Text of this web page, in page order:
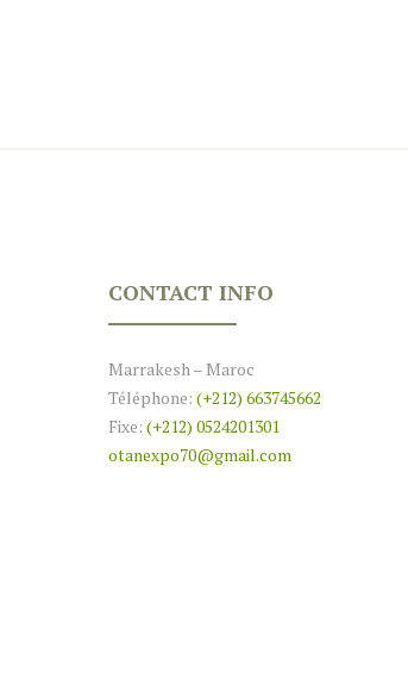
CONTACT INFO
Marrakesh – Maroc
Téléphone: (+212) 663745662
Fixe:(+212) 0524201301
otanexpo70@gmail.com